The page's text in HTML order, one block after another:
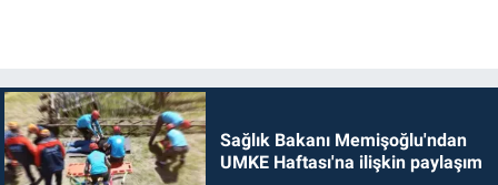
Sağlık Bakanı Memişoğlu'ndan
UMKE Haftası'na ilişkin paylaşım